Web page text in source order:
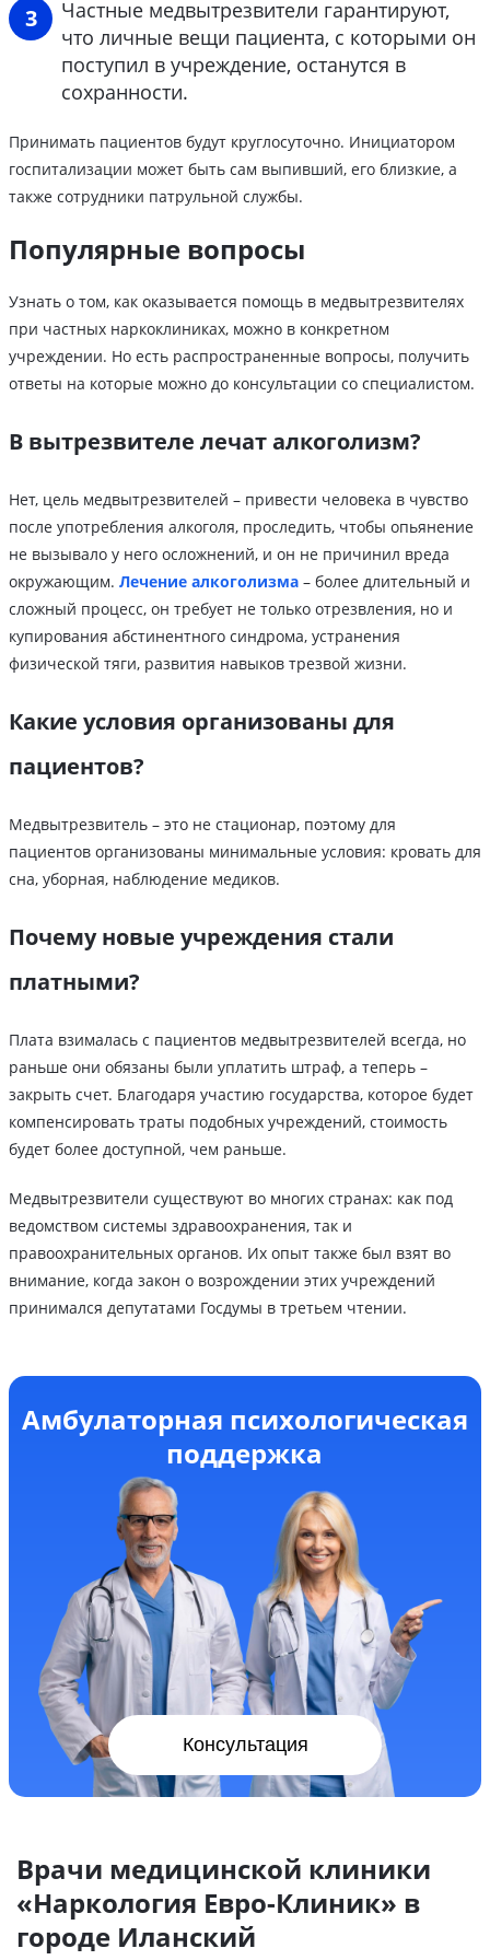
Частные медвытрезвители гарантируют,
что личные вещи пациента, с которыми он
поступил в учреждение, останутся в
сохранности.
Принимать пациентов будут круглосуточно. Инициатором
госпитализации может быть сам выпивший, его близкие, а
также сотрудники патрульной службы.
Популярные вопросы
Узнать о том, как оказывается помощь в медвытрезвителях
при частных наркоклиниках, можно в конкретном
учреждении. Но есть распространенные вопросы, получить
ответы на которые можно до консультации со специалистом.
В вытрезвителе лечат алкоголизм?
Нет, цель медвытрезвителей – привести человека в чувство
после употребления алкоголя, проследить, чтобы опьянение
не вызывало у него осложнений, и он не причинил вреда
окружающим. Лечение алкоголизма – более длительный и
сложный процесс, он требует не только отрезвления, но и
купирования абстинентного синдрома, устранения
физической тяги, развития навыков трезвой жизни.
Какие условия организованы для
пациентов?
Медвытрезвитель – это не стационар, поэтому для
пациентов организованы минимальные условия: кровать для
сна, уборная, наблюдение медиков.
Почему новые учреждения стали
платными?
Плата взималась с пациентов медвытрезвителей всегда, но
раньше они обязаны были уплатить штраф, а теперь –
закрыть счет. Благодаря участию государства, которое будет
компенсировать траты подобных учреждений, стоимость
будет более доступной, чем раньше.
Медвытрезвители существуют во многих странах: как под
ведомством системы здравоохранения, так и
правоохранительных органов. Их опыт также был взят во
внимание, когда закон о возрождении этих учреждений
принимался депутатами Госдумы в третьем чтении.
Амбулаторная психологическая
поддержка
Консультация
Врачи медицинской клиники
«Наркология Евро-Клиник» в
городе Иланский